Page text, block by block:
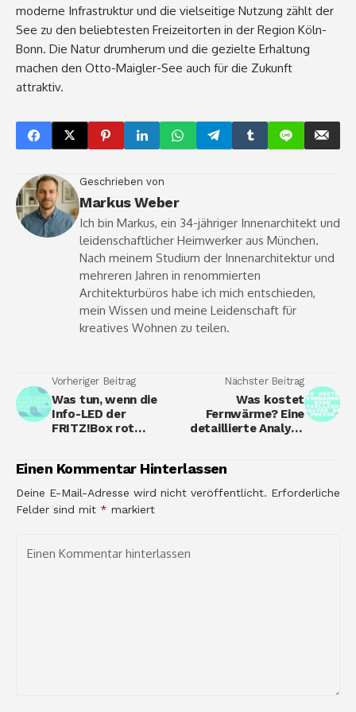
moderne Infrastruktur und die vielseitige Nutzung zählt der
See zu den beliebtesten Freizeitorten in der Region Köln-
Bonn. Die Natur drumherum und die gezielte Erhaltung
machen den Otto-Maigler-See auch für die Zukunft
attraktiv.
Geschrieben von
Markus Weber
Ich bin Markus, ein 34-jähriger Innenarchitekt und
leidenschaftlicher Heimwerker aus München.
Nach meinem Studium der Innenarchitektur und
mehreren Jahren in renommierten
Architekturbüros habe ich mich entschieden,
mein Wissen und meine Leidenschaft für
kreatives Wohnen zu teilen.
Vorheriger Beitrag
Was tun, wenn die
Info-LED der
FRITZ!Box rot
Nächster Beitrag
Was kostet
Fernwärme? Eine
detaillierte Analyse
Einen Kommentar Hinterlassen
Deine E-Mail-Adresse wird nicht veröffentlicht. Erforderliche
Felder sind mit * markiert